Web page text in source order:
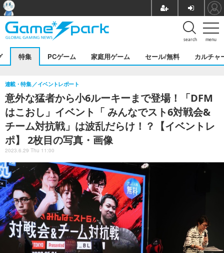
menu
search
特集 PCゲーム 家庭用ゲーム セール/無料 カルチャ
意外な猛者から小6ルーキーまで登場！「DFM
はこおし」イベント「 みんなでスト6対戦会&
チーム対抗戦」は波乱だらけ！？【イベントレ
ポ】 2枚目の写真・画像
連載・特集 イベントレポート
2023.6.29 Thu 11:00